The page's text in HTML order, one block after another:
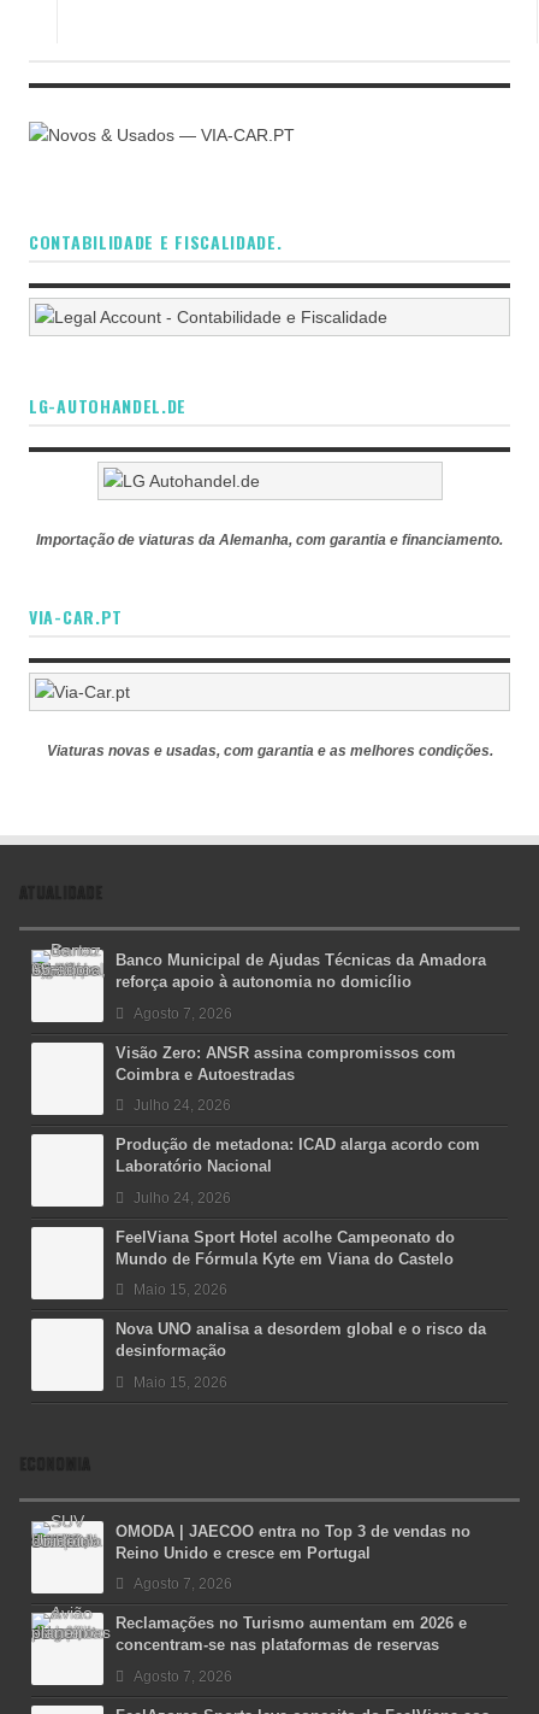
CONTABILIDADE E FISCALIDADE.
LG-AUTOHANDEL.DE
Importação de viaturas da Alemanha, com garantia e financiamento.
VIA-CAR.PT
Viaturas novas e usadas, com garantia e as melhores condições.
ATUALIDADE
Banco Municipal de Ajudas Técnicas da Amadora
reforça apoio à autonomia no domicílio
Agosto 7, 2026
Visão Zero: ANSR assina compromissos com
Coimbra e Autoestradas
Julho 24, 2026
Produção de metadona: ICAD alarga acordo com
Laboratório Nacional
Julho 24, 2026
FeelViana Sport Hotel acolhe Campeonato do
Mundo de Fórmula Kyte em Viana do Castelo
Maio 15, 2026
Nova UNO analisa a desordem global e o risco da
desinformação
Maio 15, 2026
ECONOMIA
OMODA | JAECOO entra no Top 3 de vendas no
Reino Unido e cresce em Portugal
Agosto 7, 2026
Reclamações no Turismo aumentam em 2026 e
concentram-se nas plataformas de reservas
Agosto 7, 2026